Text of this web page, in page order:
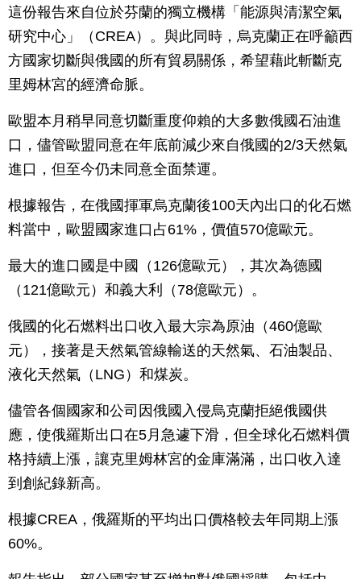
這份報告來自位於芬蘭的獨立機構「能源與清潔空氣
研究中心」（CREA）。與此同時，烏克蘭正在呼籲西
方國家切斷與俄國的所有貿易關係，希望藉此斬斷克
里姆林宮的經濟命脈。
歐盟本月稍早同意切斷重度仰賴的大多數俄國石油進
口，儘管歐盟同意在年底前減少來自俄國的2/3天然氣
進口，但至今仍未同意全面禁運。
根據報告，在俄國揮軍烏克蘭後100天內出口的化石燃
料當中，歐盟國家進口占61%，價值570億歐元。
最大的進口國是中國（126億歐元），其次為德國
（121億歐元）和義大利（78億歐元）。
俄國的化石燃料出口收入最大宗為原油（460億歐
元），接著是天然氣管線輸送的天然氣、石油製品、
液化天然氣（LNG）和煤炭。
儘管各個國家和公司因俄國入侵烏克蘭拒絕俄國供
應，使俄羅斯出口在5月急遽下滑，但全球化石燃料價
格持續上漲，讓克里姆林宮的金庫滿滿，出口收入達
到創紀錄新高。
根據CREA，俄羅斯的平均出口價格較去年同期上漲
60%。